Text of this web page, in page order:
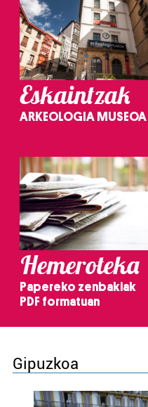
Eskaintzak
ARKEOLOGIA MUSEOA
Hemeroteka
Papereko zenbakiak
PDF formatuan
Gipuzkoa